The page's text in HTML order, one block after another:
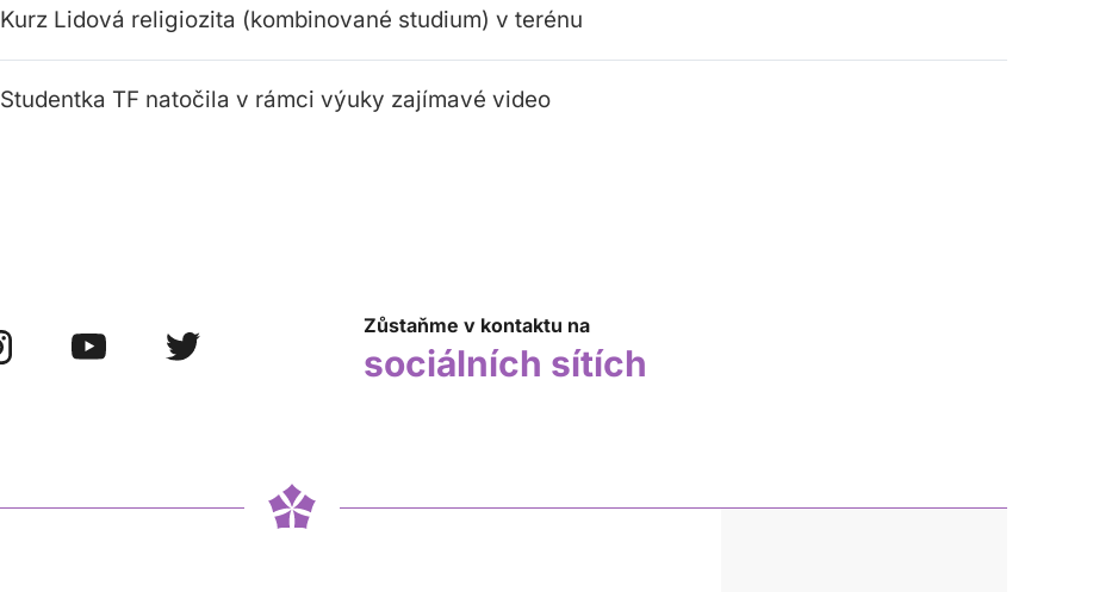
Kurz Lidová religiozita (kombinované studium) v terénu
Studentka TF natočila v rámci výuky zajímavé video
Zůstaňme v kontaktu na
sociálních sítích